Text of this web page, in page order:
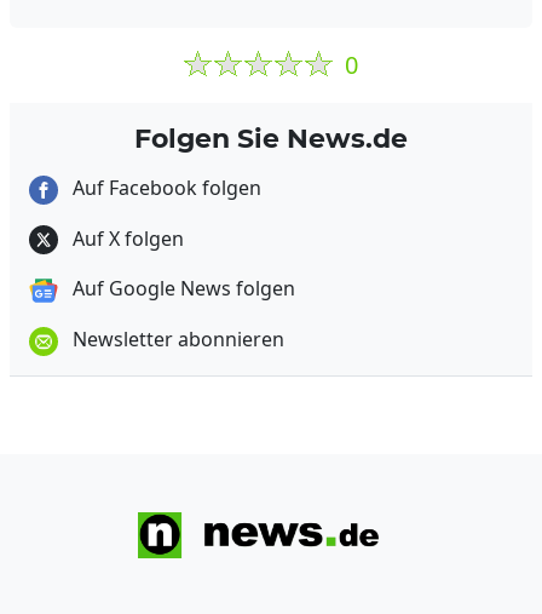
0
Folgen Sie News.de
Auf Facebook folgen
Auf X folgen
Auf Google News folgen
Newsletter abonnieren